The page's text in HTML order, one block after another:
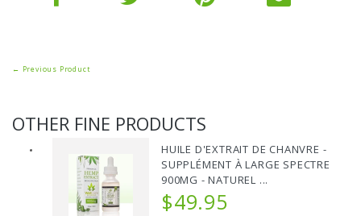
← Previous Product
OTHER FINE PRODUCTS
HUILE D'EXTRAIT DE CHANVRE -
SUPPLÉMENT À LARGE SPECTRE
900MG - NATUREL ...
$49.95